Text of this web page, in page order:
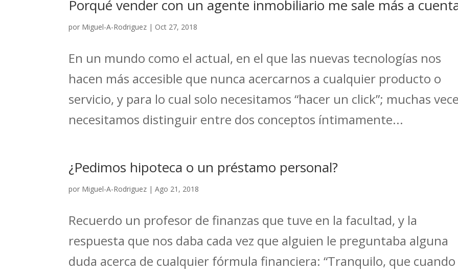
Porqué vender con un agente inmobiliario me sale más a
por Miguel-A-Rodriguez | Oct 27, 2018
En un mundo como el actual, en el que las nuevas tecnologías nos
hacen más accesible que nunca acercarnos a cualquier producto o
servicio, y para lo cual solo necesitamos “hacer un click”; muchas
necesitamos distinguir entre dos conceptos íntimamente...
¿Pedimos hipoteca o un préstamo personal?
por Miguel-A-Rodriguez |Ago 21, 2018
Recuerdo un profesor de finanzas que tuve en la facultad, y la
respuesta que nos daba cada vez que alguien le preguntaba alguna
duda acerca de cualquier fórmula financiera: “Tranquilo, que